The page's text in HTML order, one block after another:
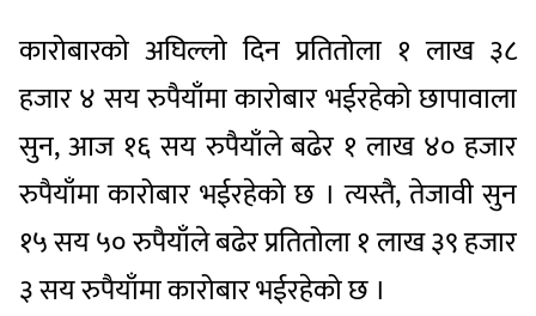
कारोबारको अघिल्लो दिन प्रतितोला १ लाख ३८
हजार ४ सय रुपैयाँमा कारोबार भईरहेको छापावाला
सुन, आज १६ सय रुपैयाँले बढेर १ लाख ४० हजार
रुपैयाँमा कारोबार भईरहेको छ । त्यस्तै, तेजावी सुन
१५ सय ५० रुपैयाँले बढेर प्रतितोला १ लाख ३९ हजार
३ सय रुपैयाँमा कारोबार भईरहेको छ ।